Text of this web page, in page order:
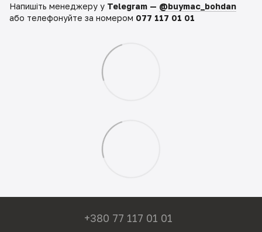
Напишіть менеджеру у Telegram — @buymac_bohdan
або телефонуйте за номером 077 117 01 01
+380 77 117 01 01